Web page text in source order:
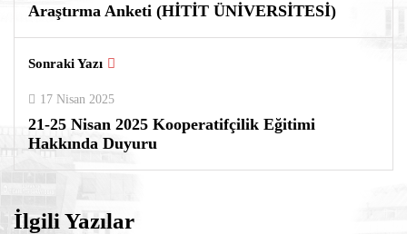
Araştırma Anketi (HİTİT ÜNİVERSİTESİ)
Sonraki Yazı
17 Nisan 2025
21-25 Nisan 2025 Kooperatifçilik Eğitimi
Hakkında Duyuru
İlgili Yazılar